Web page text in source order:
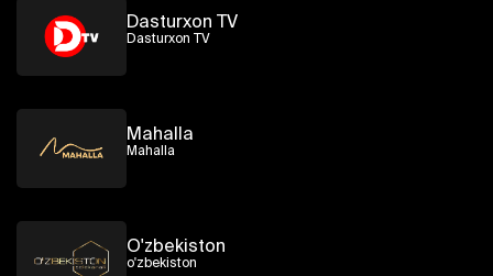
Dasturxon TV
Dasturxon TV
Mahalla
Mahalla
O'zbekiston
o'zbekiston